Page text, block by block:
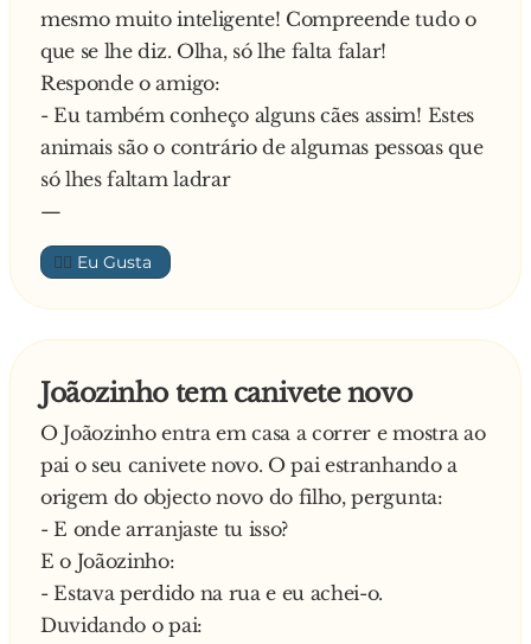
mesmo muito inteligente! Compreende tudo o
que se lhe diz. Olha, só lhe falta falar!
Responde o amigo:
- Eu também conheço alguns cães assim! Estes
animais são o contrário de algumas pessoas que
só lhes faltam ladrar
—
👍🏼
Joãozinho tem canivete novo
O Joãozinho entra em casa a correr e mostra ao
pai o seu canivete novo. O pai estranhando a
origem do objecto novo do filho, pergunta:
- E onde arranjaste tu isso?
E o Joãozinho:
- Estava perdido na rua e eu achei-o.
Duvidando o pai: